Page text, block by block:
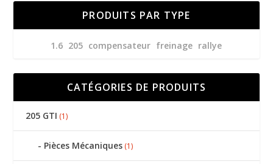
PRODUITS PAR TYPE
1.6 205 compensateur freinage rallye
CATÉGORIES DE PRODUITS
205 GTI (1)
Pièces Mécaniques (1)